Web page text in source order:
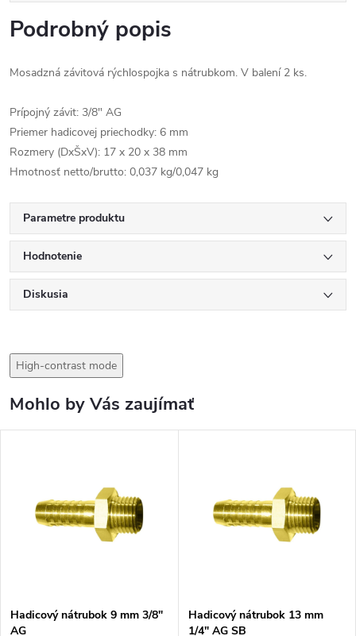
Podrobný popis
Mosadzná závitová rýchlospojka s nátrubkom. V balení 2 ks.
Prípojný závit: 3/8" AG
Priemer hadicovej priechodky: 6 mm
Rozmery (DxŠxV): 17 x 20 x 38 mm
Hmotnosť netto/brutto: 0,037 kg/0,047 kg
Parametre produktu
Hodnotenie
Diskusia
High-contrast mode
Mohlo by Vás zaujímať
Hadicový nátrubok 9 mm 3/8"
AG
Hadicový nátrubok 13 mm
1/4" AG SB